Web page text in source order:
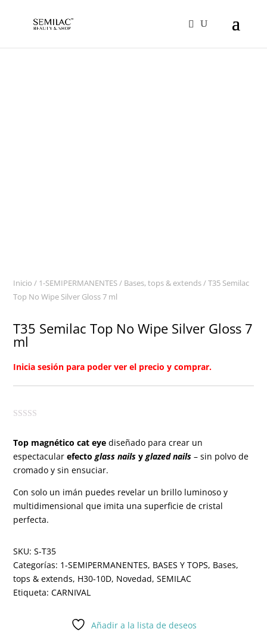
Inicio / 1-SEMIPERMANENTES/ Bases, tops & extends/ T35 Semilac
Top No Wipe Silver Gloss 7 ml
T35 Semilac Top No Wipe Silver Gloss 7
ml
Inicia sesión para poder ver el precio y comprar.
Top magnético cat eye diseñado para crear un
espectacularefectoglass nails yglazed nails – sin polvo de
cromado y sin ensuciar.
Con solo un imán puedes revelar un brillo luminoso y
multidimensional que imita una superficie de cristal
perfecta.
SKU:S-T35
Categorías: 1-SEMIPERMANENTES, BASES Y TOPS, Bases,
tops & extends, H30-10D, Novedad,SEMILAC
Etiqueta:CARNIVAL
Añadir a la lista de deseos